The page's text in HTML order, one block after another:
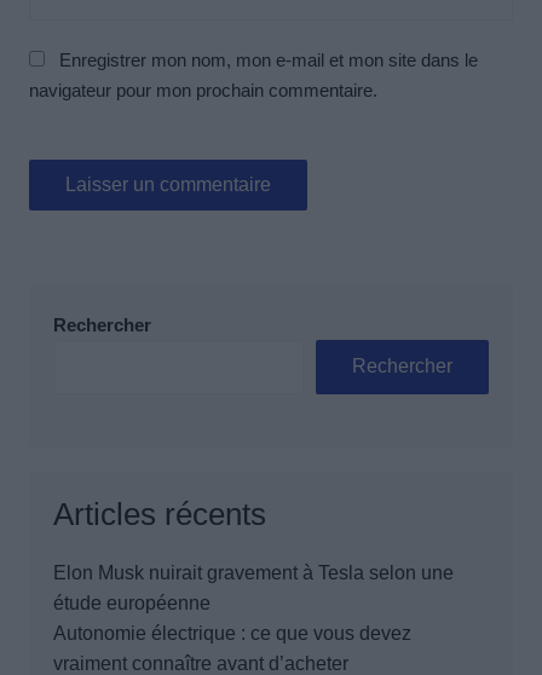
Enregistrer mon nom, mon e-mail et mon site dans le
navigateur pour mon prochain commentaire.
Rechercher
Rechercher
Articles récents
Elon Musk nuirait gravement à Tesla selon une
étude européenne
Autonomie électrique : ce que vous devez
vraiment connaître avant d’acheter